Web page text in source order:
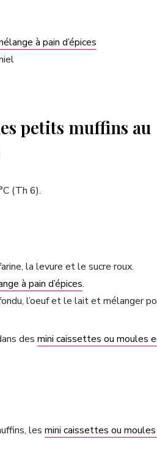
à pain d’épices
petits muffins au
(Th 6).
la levure et le sucre roux.
à pain d’épices.
l’oeuf et le lait et mélanger
des mini caissettes ou moules
les mini caissettes ou